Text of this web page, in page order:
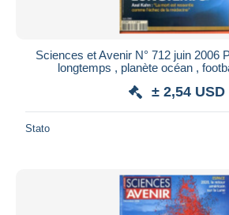
Sciences et Avenir N° 712 juin 2006
longtemps , planète océan ,
± 2,54 USD
Stato